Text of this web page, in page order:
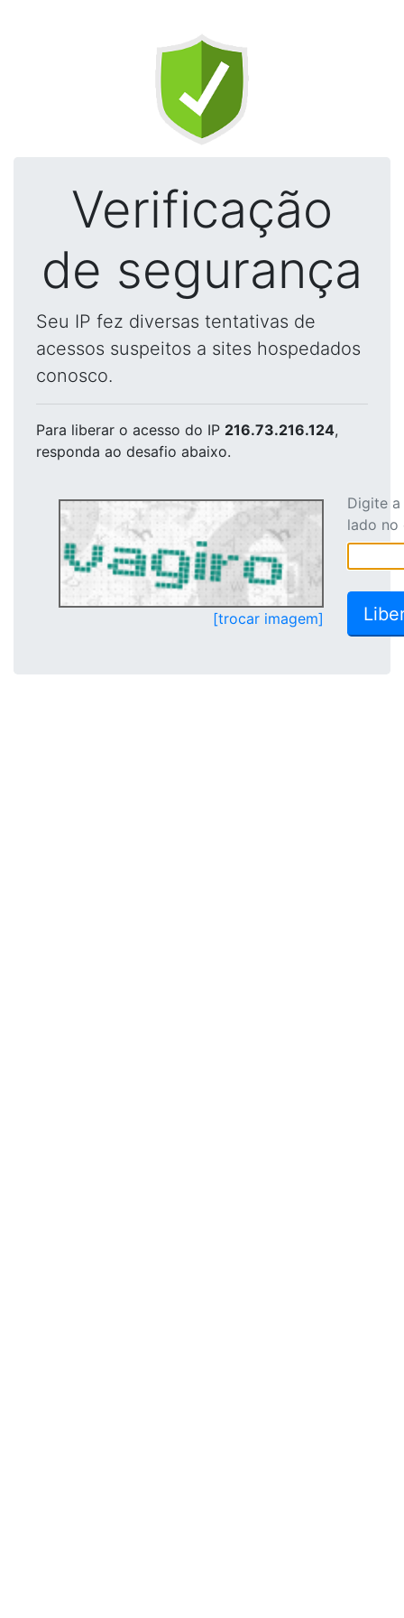
Verificação
de segurança
Seu IP fez diversas tentativas de
acessos suspeitos a sites hospedados
conosco.
Para liberar o acesso do IP 216.73.216.124,
responda ao desafio abaixo.
[trocar imagem]
Digite
lado no